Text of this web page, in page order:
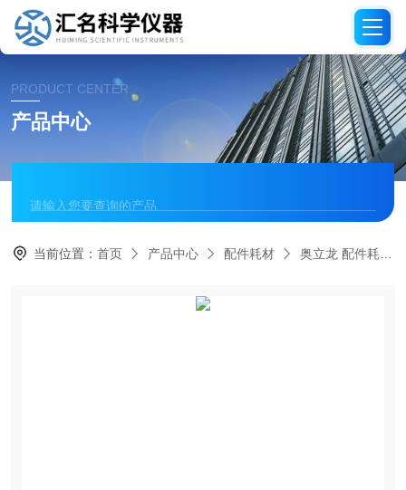
PRODUCT CENTER
产品中心
当前位置：首页 产品中心 配件耗材 奥立龙 配件耗材